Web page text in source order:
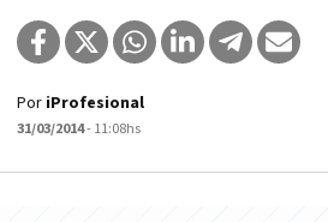
Por iProfesional
31/03/2014- 11:08hs